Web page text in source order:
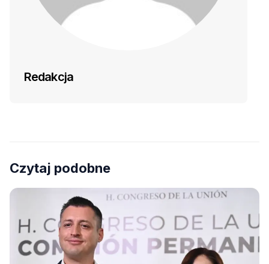
Redakcja
Czytaj podobne